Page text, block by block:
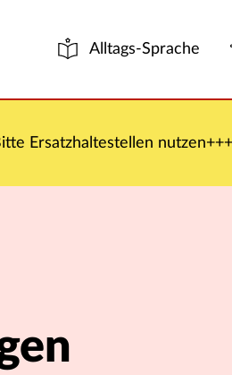
Alltags-Sprache
Ersatzhaltestellen